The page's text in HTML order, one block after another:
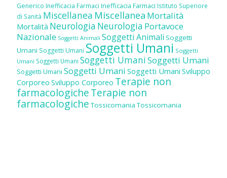
Generico Inefficacia Farmaci Inefficacia Farmaci Istituto Superiore
di Sanità Miscellanea Miscellanea Mortalità
Mortalità Neurologia Neurologia Portavoce
Nazionale Soggetti Animali Soggetti Animali Soggetti
Umani Soggetti Umani Soggetti Umani Soggetti
Umani Soggetti Umani Soggetti UmaniSoggetti Umani
Soggetti Umani Soggetti Umani Soggetti Umani Sviluppo
Corporeo Sviluppo Corporeo Terapie non
farmacologicheTerapie non
farmacologiche Tossicomania Tossicomania